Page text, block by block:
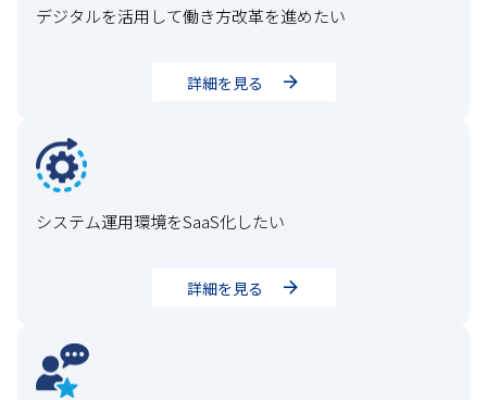
デジタルを活用して働き方改革を進めたい
詳細を見る
システム運用環境をSaaS化したい
詳細を見る